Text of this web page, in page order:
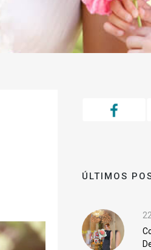
ÚLTIMOS